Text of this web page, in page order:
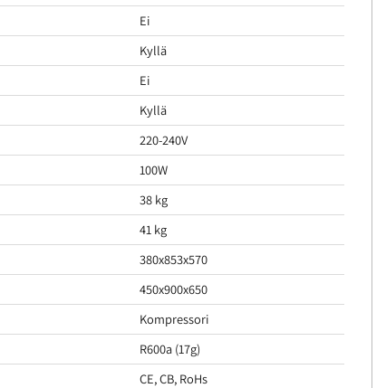
Ei
Kyllä
Ei
Kyllä
220-240V
100W
38 kg
41 kg
380x853x570
450x900x650
Kompressori
R600a (17g)
CE, CB, RoHs